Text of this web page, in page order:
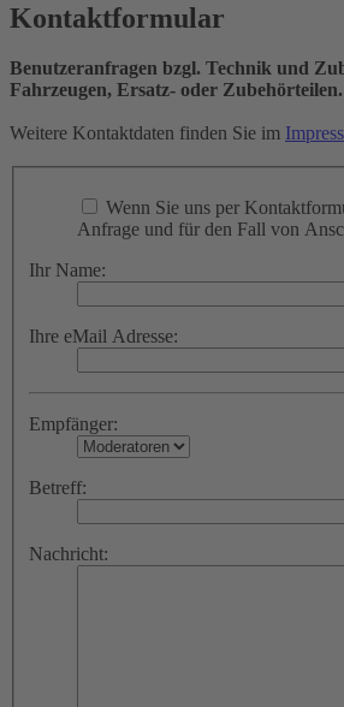
Kontaktformular
Benutzeranfragen bzgl. Technik und
Fahrzeugen, Ersatz- oder Zubehörteilen.
Weitere Kontaktdaten finden Sie im
Wenn Sie uns per
Anfrage und für den Fall von
Ihr Name:
Ihre eMail Adresse:
Empfänger:
Betreff:
Nachricht: